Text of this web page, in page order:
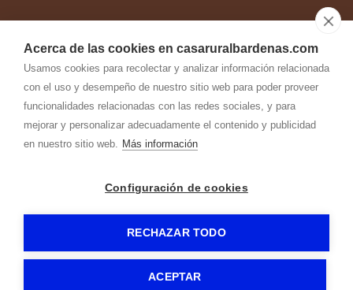
Acerca de las cookies en casaruralbardenas.com
Usamos cookies para recolectar y analizar información relacionada
con el uso y desempeño de nuestro sitio web para poder proveer
funcionalidades relacionadas con las redes sociales, y para
mejorar y personalizar adecuadamente el contenido y publicidad
en nuestro sitio web. Más información
Configuración de cookies
RECHAZAR TODO
ACEPTAR
info@casaruralbardenas.com
Dirección
31514-Valtierra (Navarra)
CASA ALCOHOLERA | UAT00140